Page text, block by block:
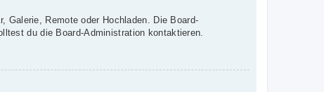
Galerie, Remote oder Hochladen. Die Board-
du die Board-Administration kontaktieren.